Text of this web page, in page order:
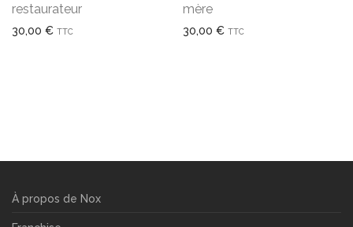
restaurateur
30,00 € TTC
mère
30,00 € TTC
À propos de Nox